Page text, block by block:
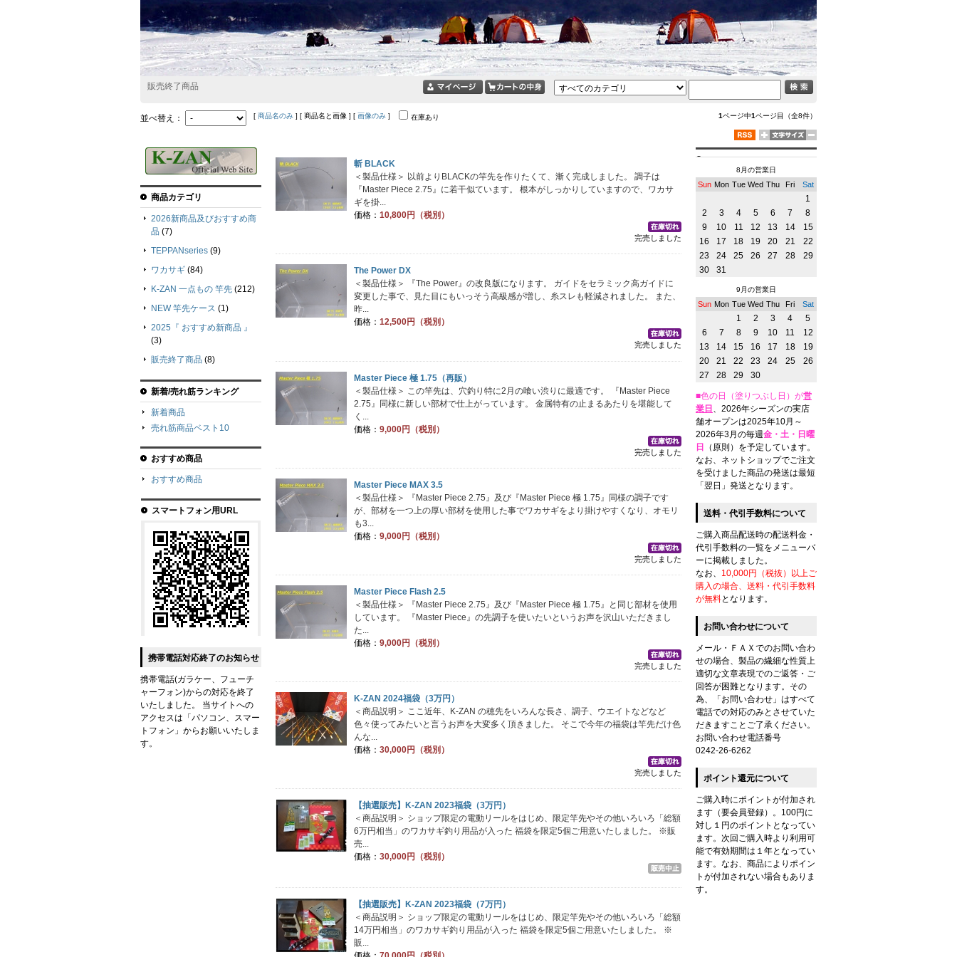
販売終了商品
並べ替え： [ 商品名のみ ] [ 商品名と画像 ] [ 画像のみ ] 在庫あり 1ページ中1ページ目（全8件）
斬 BLACK
＜製品仕様＞ 以前よりBLACKの竿先を作りたくて、漸く完成しました。 調子は
『Master Piece 2.75』に若干似ています。 根本がしっかりしていますので、ワカサ
ギを掛...
価格： 10,800円（税別）
完売しました
The Power DX
＜製品仕様＞ 『The Power』の改良版になります。 ガイドをセラミック高ガイドに
変更した事で、見た目にもいっそう高級感が増し、糸スレも軽減されました。 また、
昨...
価格： 12,500円（税別）
完売しました
Master Piece 極 1.75（再販）
＜製品仕様＞ この竿先は、穴釣り特に2月の喰い渋りに最適です。 『Master Piece
2.75』同様に新しい部材で仕上がっています。 金属特有の止まるあたりを堪能して
く...
価格： 9,000円（税別）
完売しました
Master Piece MAX 3.5
＜製品仕様＞ 『Master Piece 2.75』及び『Master Piece 極 1.75』同様の調子です
が、部材を一つ上の厚い部材を使用した事でワカサギをより掛けやすくなり、オモリ
も3...
価格： 9,000円（税別）
完売しました
Master Piece Flash 2.5
＜製品仕様＞ 『Master Piece 2.75』及び『Master Piece 極 1.75』と同じ部材を使用
しています。 『Master Piece』の先調子を使いたいというお声を沢山いただきまし
た...
価格： 9,000円（税別）
完売しました
K-ZAN 2024福袋（3万円）
＜商品説明＞ ここ近年、K-ZAN の穂先をいろんな長さ、調子、ウエイトなどなど
色々使ってみたいと言うお声を大変多く頂きました。 そこで今年の福袋は竿先だけ色
んな...
価格： 30,000円（税別）
完売しました
【抽選販売】K-ZAN 2023福袋（3万円）
＜商品説明＞ ショップ限定の電動リールをはじめ、限定竿先やその他いろいろ「総額
6万円相当」のワカサギ釣り用品が入った 福袋を限定5個ご用意いたしました。 ※販
売...
価格： 30,000円（税別）
【抽選販売】K-ZAN 2023福袋（7万円）
＜商品説明＞ ショップ限定の電動リールをはじめ、限定竿先やその他いろいろ「総額
14万円相当」のワカサギ釣り用品が入った 福袋を限定5個ご用意いたしました。 ※
販...
商品カテゴリ
2026新商品及びおすすめ商
品 (7)
TEPPANseries (9)
ワカサギ (84)
K-ZAN 一点もの 竿先 (212)
NEW 竿先ケース (1)
2025『 おすすめ新商品 』
(3)
販売終了商品 (8)
新着/売れ筋ランキング
新着商品
売れ筋商品ベスト10
おすすめ商品
おすすめ商品
スマートフォン用URL
携帯電話対応終了のお知らせ
携帯電話(ガラケー、フューチ
ャーフォン)からの対応を終了
いたしました。 当サイトへの
アクセスは「パソコン、スマー
トフォン」からお願いいたしま
す。
8月の営業日
Sun Mon Tue Wed Thu Fri Sat
1
2
3 4 5 6 7
8
9
10 11 12 13 14
15
16
17 18 19 20 21
22
23
24 25 26 27 28
29
30
31
9月の営業日
Sun Mon Tue Wed Thu Fri Sat
1 2 3 4
5
6
7 8 9 10 11
12
13
14 15 16 17 18
19
20
21 22 23 24 25
26
27
28 29 30
■色の日（塗りつぶし日）が営
業日 、2026年シーズンの実店
舗オープンは2025年10月～
2026年3月の毎週金・土・日曜
日
（原則）を予定しています。
なお、ネットショップでご注文
を受けました商品の発送は最短
「翌日」発送となります。
送料・代引手数料について
ご購入商品配送時の配送料金・
代引手数料の一覧をメニューバ
ーに掲載しました。
なお、 10,000円（税抜）以上ご
購入の場合、送料・代引手数料
が無料となります。
お問い合わせについて
メール・ＦＡＸでのお問い合わ
せの場合、製品の繊細な性質上
適切な文章表現でのご返答・ご
回答が困難となります。その
為、「お問い合わせ」はすべて
電話での対応のみとさせていた
だきますことご了承ください。
お問い合わせ電話番号
0242-26-6262
ポイント還元について
ご購入時にポイントが付加され
ます（要会員登録）。100円に
対し１円のポイントとなってい
ます。次回ご購入時より利用可
能で有効期間は１年となってい
ます。なお、商品によりポイン
トが付加されない場合もありま
す。